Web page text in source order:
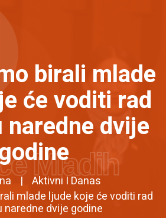
birali mlade
će voditi rad
dvije
Aktivni I Danas
mlade ljude koje će voditi rad
naredne dvije godine
Mladih